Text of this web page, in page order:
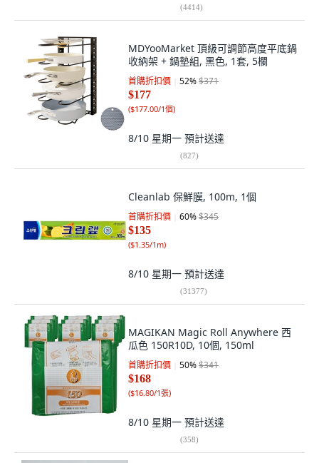
(4414)
MDYooMarket 頂級可調節高度平底鍋
收納架 + 鍋墊組, 黑色, 1套, 5欄
首購折扣價 52%$371
$177
($177.00/1個)
8/10 星期一 預計送達
(827)
Cleanlab 保鮮膜, 100m, 1個
首購折扣價 60%$345
$135
($1.35/1m)
8/10 星期一 預計送達
(31377)
MAGIKAN Magic Roll Anywhere 西
瓜色 150R10D, 10個, 150ml
首購折扣價 50%$341
$168
($16.80/1張)
8/10 星期一 預計送達
(358)